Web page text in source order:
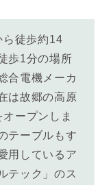
ら徒歩約14
歩1分の場所
合電機メーカ
は故郷の高原
ープンしま
テーブルもす
用しているア
テック」のス